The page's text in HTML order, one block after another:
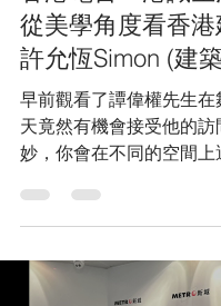
香港電台—港識生
從美學角度看香
許允恆Simon (建
早前觀看了譚偉權先生在
天竟然有機會接受他的訪
妙，你會在不同的空間上
過的人￼ 港識生活館 【和